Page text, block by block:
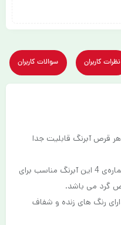
نظرات کاربران سوالات کاربران
– هر قرص آبرنگ قابلیت جدا
این ابرنگ به همراه با 1 عدد قلم‌مو شماره‌ی 4 این آبرنگ مناسب برای
دارای رنگ های زنده و شفاف